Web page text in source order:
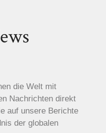
die Welt mit
Nachrichten direkt
auf unsere Berichte
der globalen